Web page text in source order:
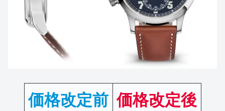
価格改定前 価格改定後